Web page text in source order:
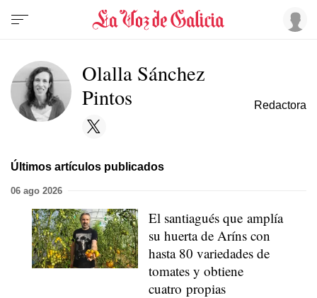
Olalla Sánchez
Pintos
Redactora
Últimos artículos publicados
06 ago 2026
El santiagués que amplía
su huerta de Aríns con
hasta 80 variedades de
tomates y obtiene
cuatro propias